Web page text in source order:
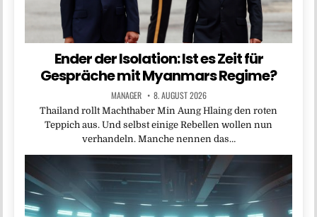
Ender der Isolation: Ist es Zeit für
Gespräche mit Myanmars Regime?
MANAGER 8. AUGUST 2026
Thailand rollt Machthaber Min Aung Hlaing den roten
Teppich aus. Und selbst einige Rebellen wollen nun
verhandeln. Manche nennen das…